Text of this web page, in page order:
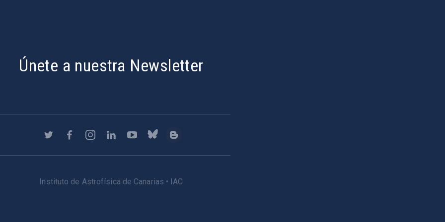
Únete a nuestra Newsletter
Instituto de Astrofísica de Canarias • IAC